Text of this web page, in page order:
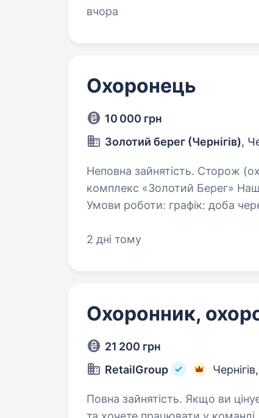
вчора
Охоронець
10 000 грн
Золотий берег (Чернігів),
Неповна зайнятість. Сторож (охоронець) Чернігів, готельно-ресторанний
комплекс «Золотий Берег»
Умови роботи: графік: доба через три заробітна плата: від 1000 грн за зміну
2 дні тому
Охоронник,
21 200 грн
RetailGroup
Чернігів,
Повна зайнятість. Якщо ви цінуєте стабільність, відкриті до нового досвіду